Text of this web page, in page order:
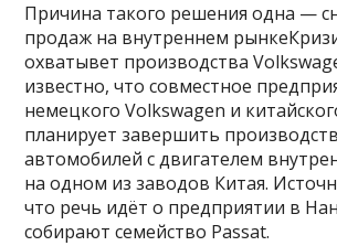
Причина такого решения одна —
продаж на внутреннем
охватывет производства
известно, что совместное
немецкого Volkswagen и
планирует завершить
автомобилей с двигателем
на одном из заводов Китая.
что речь идёт о предприятии в
собирают семейство Passat.